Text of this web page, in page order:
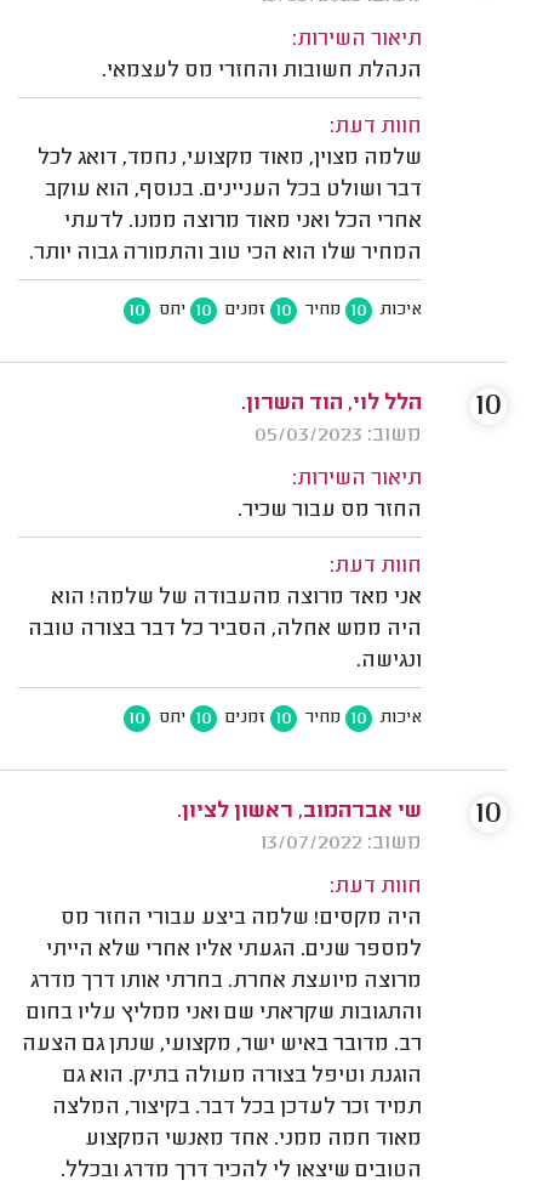
תיאור השירות:
הנהלת חשובות והחזרי מס לעצמאי.
חוות דעת:
שלמה מצוין, מאוד מקצועי, נחמד, דואג לכל
דבר ושולט בכל העניינים. בנוסף, הוא עוקב
אחרי הכל ואני מאוד מרוצה ממנו. לדעתי
המחיר שלו הוא הכי טוב והתמורה גבוה יותר.
איכות 10 מחיר 10 זמנים 10 יחס 10
הלל לוי, הוד השרון.
משוב: 05/03/2023
תיאור השירות:
החזר מס עבור שכיר.
חוות דעת:
אני מאד מרוצה מהעבודה של שלמה! הוא
היה ממש אחלה, הסביר כל דבר בצורה טובה
ונגישה.
איכות 10 מחיר 10 זמנים 10 יחס 10
10
שי אברהמוב‬‎, ראשון לציון.
משוב: 13/07/2022
חוות דעת:
היה מקסים! שלמה ביצע עבורי החזר מס
למספר שנים. הגעתי אליו אחרי שלא הייתי
מרוצה מיועצת אחרת. בחרתי אותו דרך מדרג
והתגובות שקראתי שם ואני ממליץ עליו בחום
רב. מדובר באיש ישר, מקצועי, שנתן גם הצעה
הוגנת וטיפל בצורה מעולה בתיק. הוא גם
תמיד זכר לעדכן בכל דבר. בקיצור, המלצה
מאוד חמה ממני. אחד מאנשי המקצוע
הטובים שיצאו לי להכיר דרך מדרג ובכלל.
10